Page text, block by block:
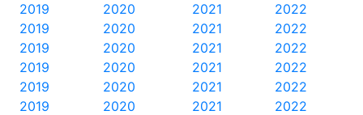
2022
2022
2022
2022
2022
2022
2021
2021
2021
2021
2021
2021
2020
2020
2020
2020
2020
2020
2019
2019
2019
2019
2019
2019